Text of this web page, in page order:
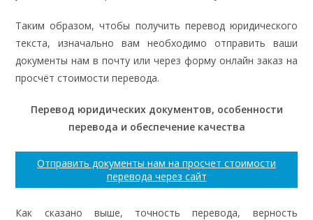
Таким образом, чтобы получить перевод юридического
текста, изначально вам необходимо отправить ваши
документы нам в почту или через форму онлайн заказ на
просчёт стоимости перевода.
Перевод юридических документов, особенности
перевода и обеспечение качества
Отправить документы нам на просчет стоимости
перевода через сайт
Как сказано выше, точность перевода, верность